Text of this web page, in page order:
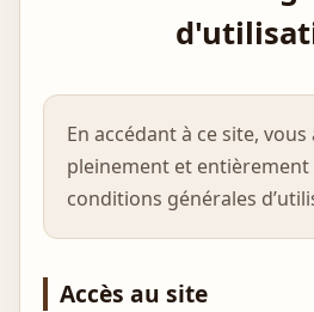
En accédant à ce site, vous
pleinement et entièrement
conditions générales
Accès au site